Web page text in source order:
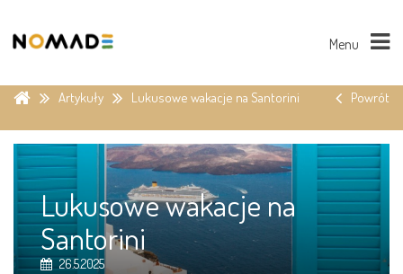
Menu
Artykuły Lukusowe wakacje na Santorini Powrót
Lukusowe wakacje na
Santorini
26.5.2025